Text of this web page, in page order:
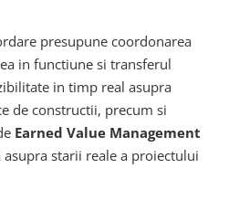
presupune coordonarea
in functiune si transferul
in timp real asupra
de constructii, precum si
Earned Value Management
starii reale a proiectului